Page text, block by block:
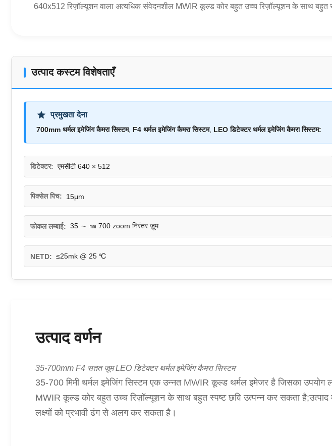
640x512 रिज़ॉल्यूशन वाला अत्यधिक संवेदनशील MWIR कूल्ड कोर बहुत उच्च रिज़ॉल्यूशन के साथ बहुत
उत्पाद कस्टम विशेषताएँ
प्रमुखता देना
700mm थर्मल इमेजिंग कैमरा सिस्टम, F4 थर्मल इमेजिंग कैमरा सिस्टम, LEO डिटेक्टर थर्मल इमेजिंग कैमरा सिस्टम:
डिटेक्टर: एमसीटी 640 × 512
पिक्सेल पिच: 15μm
फोकल लम्बाई: 35 ～ ㎜ 700 zoom निरंतर ज़ूम
NETD: ≤25mk @ 25 ℃
उत्पाद वर्णन
35-700mm F4 सतत ज़ूम LEO डिटेक्टर थर्मल इमेजिंग कैमरा सिस्टम
35-700 मिमी थर्मल इमेजिंग सिस्टम एक उन्नत MWIR कूल्ड थर्मल इमेजर है जिसका उपयोग
MWIR कूल्ड कोर बहुत उच्च रिज़ॉल्यूशन के साथ बहुत स्पष्ट छवि उत्पन्न कर सकता है;उत्पाद
लक्ष्यों को प्रभावी ढंग से अलग कर सकता है।